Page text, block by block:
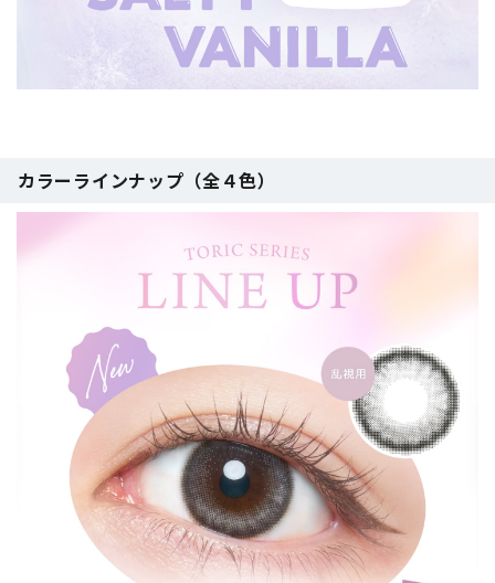
カラーラインナップ（全４色）